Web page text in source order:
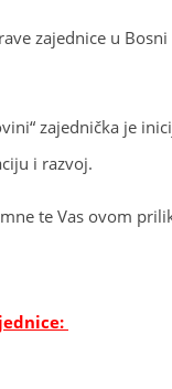
zajednice u
zajednička je
i razvoj.
te Vas ovom